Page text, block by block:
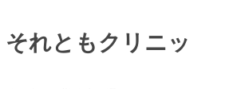
れともクリニッ